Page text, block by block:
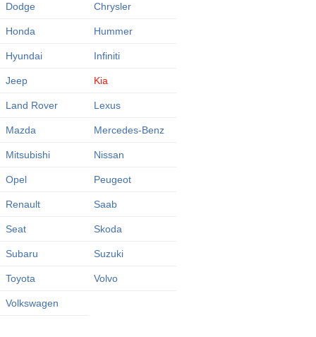
Dodge Chrysler
Honda Hummer
Hyundai Infiniti
Jeep Kia
Land Rover Lexus
Mazda Mercedes-Benz
Mitsubishi Nissan
Opel Peugeot
Renault Saab
Seat Skoda
Subaru Suzuki
Toyota Volvo
Volkswagen